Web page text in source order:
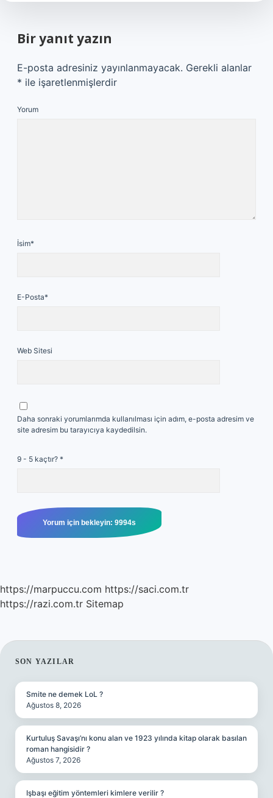
Bir yanıt yazın
E-posta adresiniz yayınlanmayacak. Gerekli alanlar
* ile işaretlenmişlerdir
Yorum
İsim*
E-Posta*
Web Sitesi
Daha sonraki yorumlarımda kullanılması için adım, e-posta adresim ve
site adresim bu tarayıcıya kaydedilsin.
9 - 5 kaçtır? *
https://marpuccu.com https://saci.com.tr
https://razi.com.tr Sitemap
SIDEBAR
SON YAZILAR
Smite ne demek LoL ?
Ağustos 8, 2026
Kurtuluş Savaşı’nı konu alan ve 1923 yılında kitap olarak basılan
roman hangisidir ?
Ağustos 7, 2026
Işbaşı eğitim yöntemleri kimlere verilir ?